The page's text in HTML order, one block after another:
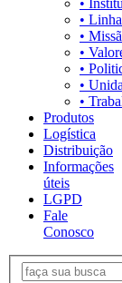
•
•
•
•
•
•
•
Produtos
Logística
Distribuição
Informações
úteis
LGPD
Fale
Conosco